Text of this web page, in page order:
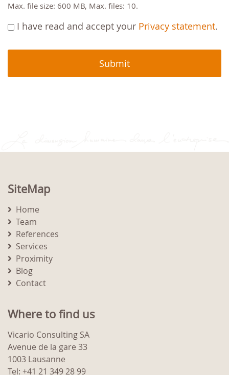
Max. file size: 600 MB, Max. files: 10.
I have read and accept your Privacy statement.
CAPTCHA
SiteMap
Home
Team
References
Services
Proximity
Blog
Contact
Where to find us
Vicario Consulting SA
Avenue de la gare 33
1003 Lausanne
Tel: +41 21 349 28 99